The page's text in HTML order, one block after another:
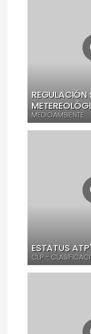
REGULACIÓN
MEDIOAMBIENTE
ESTATUS
CLP -